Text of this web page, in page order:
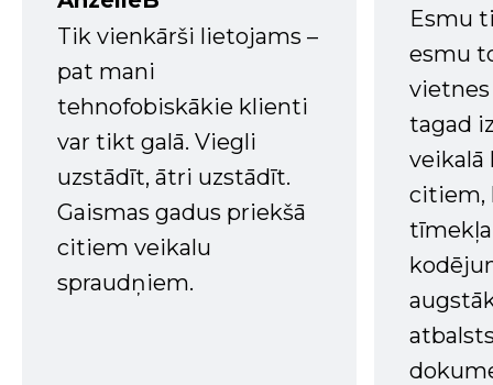
Tik vienkārši lietojams –
pat mani
tehnofobiskākie klienti
var tikt galā. Viegli
uzstādīt, ātri uzstādīt.
Gaismas gadus priekšā
citiem veikalu
spraudņiem.
Esmu
esmu
tagad
veikalā
citiem,
tīmekļa